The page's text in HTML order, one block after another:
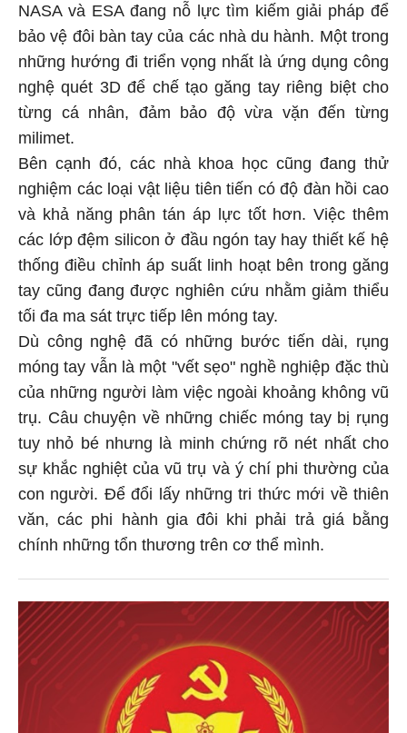
NASA và ESA đang nỗ lực tìm kiếm giải pháp để
bảo vệ đôi bàn tay của các nhà du hành. Một trong
những hướng đi triển vọng nhất là ứng dụng công
nghệ quét 3D để chế tạo găng tay riêng biệt cho
từng cá nhân, đảm bảo độ vừa vặn đến từng
milimet.
Bên cạnh đó, các nhà khoa học cũng đang thử
nghiệm các loại vật liệu tiên tiến có độ đàn hồi cao
và khả năng phân tán áp lực tốt hơn. Việc thêm
các lớp đệm silicon ở đầu ngón tay hay thiết kế hệ
thống điều chỉnh áp suất linh hoạt bên trong găng
tay cũng đang được nghiên cứu nhằm giảm thiểu
tối đa ma sát trực tiếp lên móng tay.
Dù công nghệ đã có những bước tiến dài, rụng
móng tay vẫn là một "vết sẹo" nghề nghiệp đặc thù
của những người làm việc ngoài khoảng không vũ
trụ. Câu chuyện về những chiếc móng tay bị rụng
tuy nhỏ bé nhưng là minh chứng rõ nét nhất cho
sự khắc nghiệt của vũ trụ và ý chí phi thường của
con người. Để đổi lấy những tri thức mới về thiên
văn, các phi hành gia đôi khi phải trả giá bằng
chính những tổn thương trên cơ thể mình.